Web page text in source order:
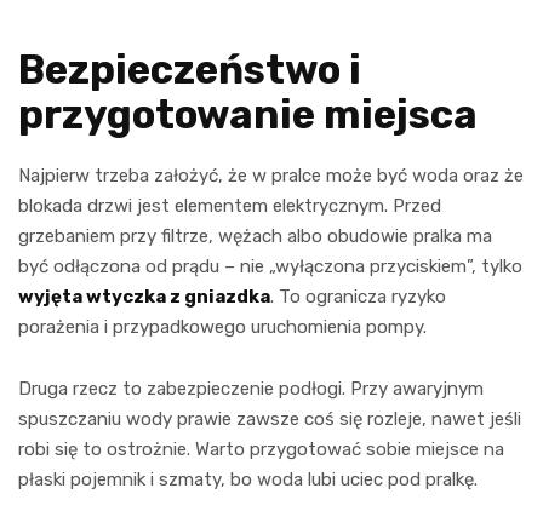
Bezpieczeństwo i
przygotowanie miejsca
Najpierw trzeba założyć, że w pralce może być woda oraz że
blokada drzwi jest elementem elektrycznym. Przed
grzebaniem przy filtrze, wężach albo obudowie pralka ma
być odłączona od prądu – nie „wyłączona przyciskiem”, tylko
wyjęta wtyczka z gniazdka. To ogranicza ryzyko
porażenia i przypadkowego uruchomienia pompy.
Druga rzecz to zabezpieczenie podłogi. Przy awaryjnym
spuszczaniu wody prawie zawsze coś się rozleje, nawet jeśli
robi się to ostrożnie. Warto przygotować sobie miejsce na
płaski pojemnik i szmaty, bo woda lubi uciec pod pralkę.